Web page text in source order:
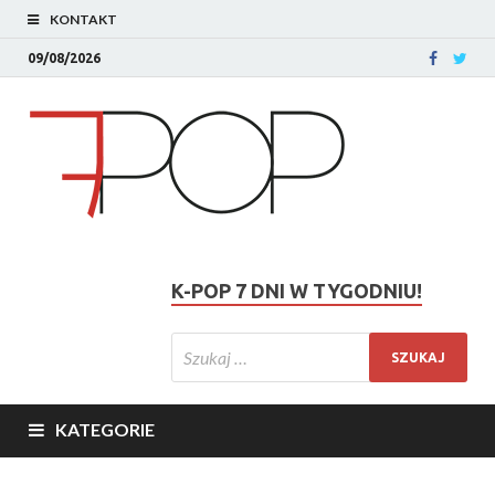
KONTAKT
09/08/2026
K-POP 7 DNI W TYGODNIU!
KATEGORIE